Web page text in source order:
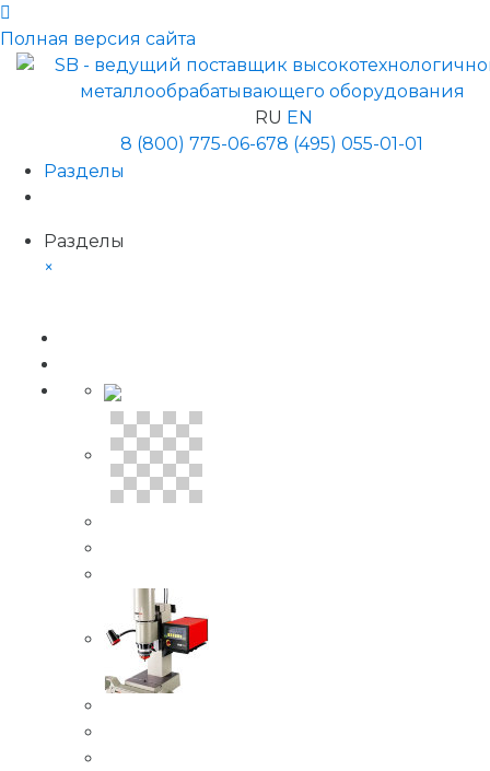
Полная версия сайта
RU EN
8 (800) 775-06-678 (495) 055-01-01
Разделы
Разделы
×